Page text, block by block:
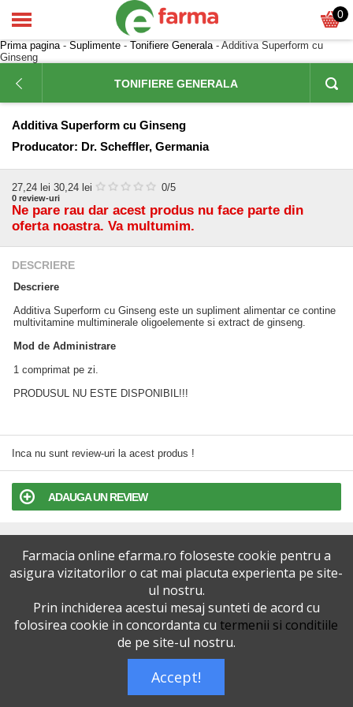
0
Prima pagina- Suplimente - Tonifiere Generala- Additiva Superform cu
Ginseng
TONIFIERE GENERALA
Additiva Superform cu Ginseng
Producator: Dr. Scheffler, Germania
27,24 lei 30,24 lei 0/5
0 review-uri
Ne pare rau dar acest produs nu face parte din
oferta noastra. Va multumim.
DESCRIERE
Descriere
Additiva Superform cu Ginseng este un supliment alimentar ce contine
multivitamine multiminerale oligoelemente si extract de ginseng.
Mod de Administrare
1 comprimat pe zi.
PRODUSUL NU ESTE DISPONIBIL!!!
Inca nu sunt review-uri la acest produs !
ADAUGA UN REVIEW
POLITICA DE CONFIDENTIALITATE
VERSIUNEA DESKTOP
0727515368
Dreptul de autor © efarma.ro - Toate Drepturile Rezervate.
Farmacia online efarma.ro foloseste cookie pentru a
asigura vizitatorilor o cat mai placuta experienta pe site-
ul nostru.
Prin inchiderea acestui mesaj sunteti de acord cu
folosirea cookie in concordanta cu termenii si conditiile
de pe site-ul nostru.
Accept!